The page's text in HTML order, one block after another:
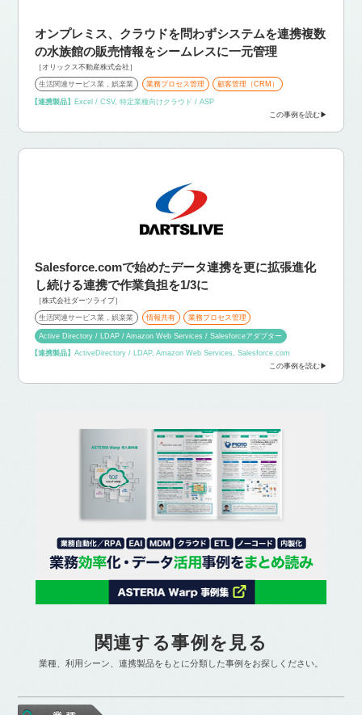
オンプレミス、クラウドを問わずシステムを連携複数
の水族館の販売情報をシームレスに一元管理
［オリックス不動産株式会社］
生活関連サービス業，娯楽業 業務プロセス管理 顧客管理（CRM）
【連携製品】 Excel / CSV, 特定業種向けクラウド / ASP
この事例を読む
Salesforce.comで始めたデータ連携を更に拡張進化
し続ける連携で作業負担を1/3に
［株式会社ダーツライブ］
生活関連サービス業，娯楽業 情報共有 業務プロセス管理
Active Directory / LDAP / Amazon Web Services / Salesforceアダプター
【連携製品】ActiveDirectory / LDAP, Amazon Web Services, Salesforce.com
この事例を読む
関連する事例を見る
業種、利用シーン、連携製品をもとに分類した事例をお探しください。